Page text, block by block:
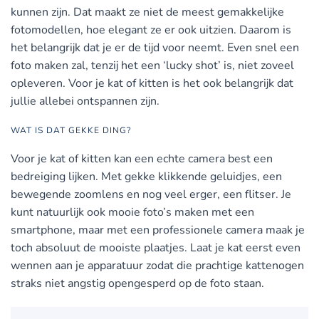
kunnen zijn. Dat maakt ze niet de meest gemakkelijke
fotomodellen, hoe elegant ze er ook uitzien. Daarom is
het belangrijk dat je er de tijd voor neemt. Even snel een
foto maken zal, tenzij het een ‘lucky shot’ is, niet zoveel
opleveren. Voor je kat of kitten is het ook belangrijk dat
jullie allebei ontspannen zijn.
WAT IS DAT GEKKE DING?
Voor je kat of kitten kan een echte camera best een
bedreiging lijken. Met gekke klikkende geluidjes, een
bewegende zoomlens en nog veel erger, een flitser. Je
kunt natuurlijk ook mooie foto’s maken met een
smartphone, maar met een professionele camera maak je
toch absoluut de mooiste plaatjes. Laat je kat eerst even
wennen aan je apparatuur zodat die prachtige kattenogen
straks niet angstig opengesperd op de foto staan.